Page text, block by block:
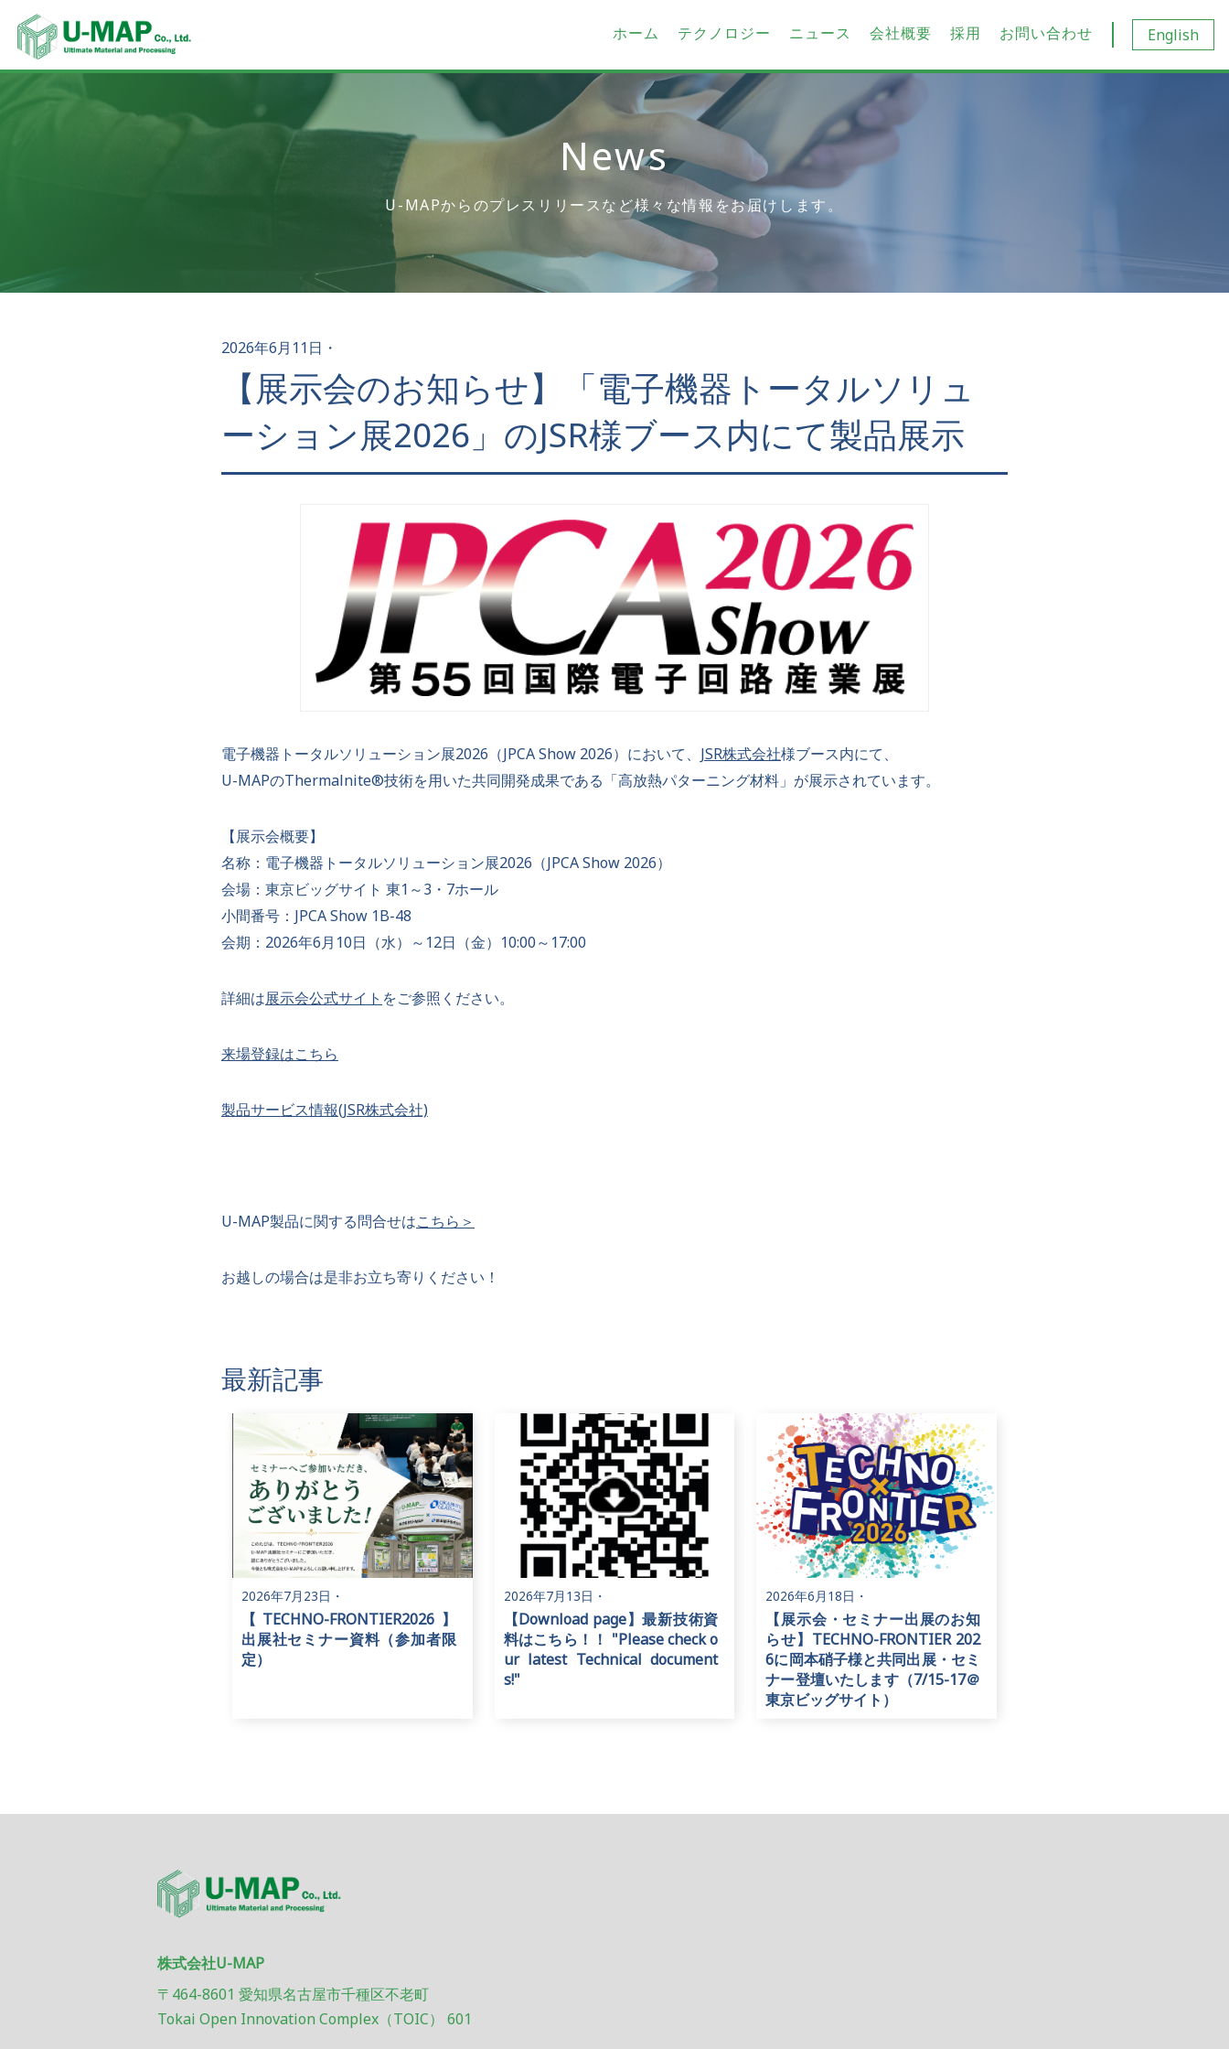
ホーム テクノロジー ニュース 会社概要 採用 お問い合わせ English
News
U-MAPからのプレスリリースなど様々な情報をお届けします。
2026年6月11日 ・
【展示会のお知らせ】「電子機器トータルソリュ
ーション展2026」のJSR様ブース内にて製品展示
電子機器トータルソリューション展2026（JPCA Show 2026）において、 JSR株式会社様ブース内にて、
U-MAPのThermalnite®技術を用いた共同開発成果である「高放熱パターニング材料」が展示されています。
【展示会概要】
名称：電子機器トータルソリューション展2026（JPCA Show 2026）
会場：東京ビッグサイト 東1～3・7ホール
小間番号：JPCA Show 1B-48
会期：2026年6月10日（水）～12日（金）10:00～17:00
詳細は展示会公式サイト をご参照ください。
来場登録はこちら
製品サービス情報(JSR株式会社)
U-MAP製品に関する問合せはこちら＞
お越しの場合は是非お立ち寄りください！
最新記事
2026年7月23日 ・
【TECHNO-FRONTIER2026】
出展社セミナー資料（参加者限
定）
2026年7月13日 ・
【Download page】最新技術資
料はこちら！！ "Please check o
ur latest Technical document
s!"
2026年6月18日 ・
【展示会・セミナー出展のお知
らせ】TECHNO-FRONTIER 202
6に岡本硝子様と共同出展・セミ
ナー登壇いたします（7/15-17＠
東京ビッグサイト）
株式会社U-MAP
〒464-8601 愛知県名古屋市千種区不老町
Tokai Open Innovation Complex（TOIC） 601